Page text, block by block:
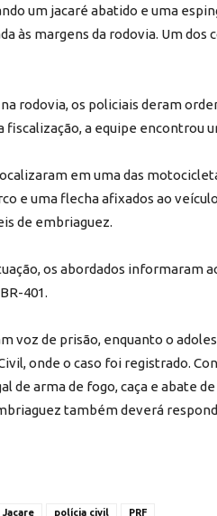
um jacaré abatido e uma
às margens da rodovia. Um
rodovia, os policiais deram
fiscalização, a equipe encontrou
em uma das
e uma flecha afixados ao
de embriaguez.
os abordados informaram
401.
voz de prisão, enquanto o
onde o caso foi registrado.
de arma de fogo, caça e abate
também deverá
Jacare polícia civil PRF